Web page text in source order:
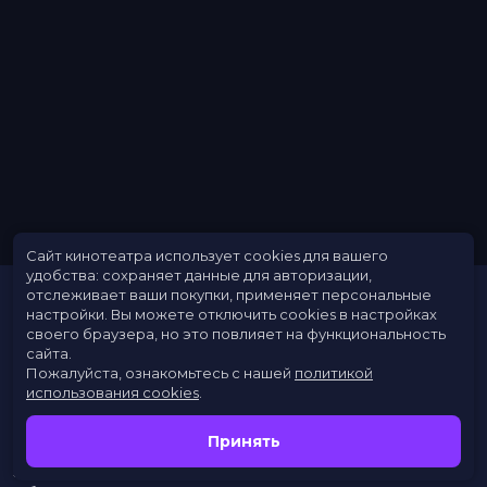
Расписание
Скоро в кино
Заведения
Сайт кинотеатра использует cookies для вашего
удобства: сохраняет данные для авторизации,
отслеживает ваши покупки, применяет персональные
настройки. Вы можете отключить cookies в настройках
своего браузера, но это повлияет на функциональность
сайта.
Пожалуйста, ознакомьтесь с нашей политикой
использования cookies
Принять